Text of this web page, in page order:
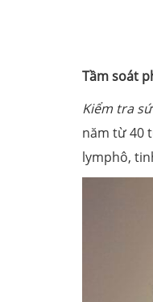
Tầm soát
Kiểm tra
năm từ 40
lymphô,